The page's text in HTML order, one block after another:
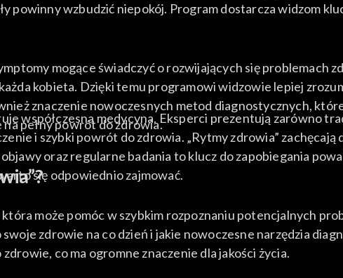
powinny wzbudzić niepokój. Program dostarcza widzom
mogące świadczyć o rozwijających się problemach
kobieta. Dzięki temu programowi widzowie lepiej
znaczenie nowoczesnych metod diagnostycznych,
pełny powrót do zdrowia.
współczesna medycyna. Eksperci prezentują zarówno
i szybki powrót do zdrowia. „Rytmy zdrowia” zachęcają
oraz regularne badania to klucz do zapobiegania
się odpowiednio zajmować.
może pomóc w szybkim rozpoznaniu potencjalnych
zdrowie na co dzień i jakie nowoczesne narzędzia
co ma ogromne znaczenie dla jakości życia.